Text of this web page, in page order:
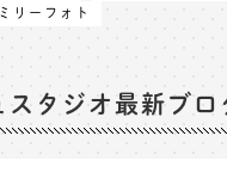
リーフォト
スタジオ最新ブロ